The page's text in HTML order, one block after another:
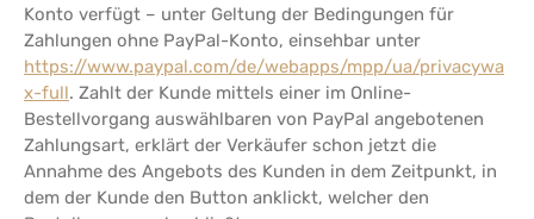
Konto verfügt – unter Geltung der Bedingungen für
Zahlungen ohne PayPal-Konto, einsehbar unter
https://www.paypal.com/de/webapps/mpp/ua/privacywa
x-full. Zahlt der Kunde mittels einer im Online-
Bestellvorgang auswählbaren von PayPal angebotenen
Zahlungsart, erklärt der Verkäufer schon jetzt die
Annahme des Angebots des Kunden in dem Zeitpunkt, in
dem der Kunde den Button anklickt, welcher den